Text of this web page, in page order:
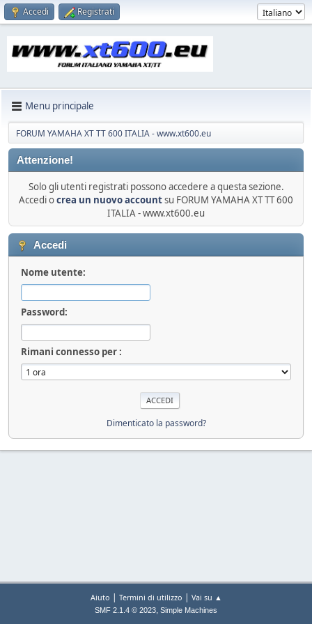
Accedi Registrati
Menu principale
FORUM YAMAHA XT TT 600 ITALIA - www.xt600.eu
Attenzione!
Solo gli utenti registrati possono accedere a questa sezione.
Accedi ocrea un nuovo accountsu FORUM YAMAHA XT TT 600
ITALIA - www.xt600.eu
Accedi
Nome utente:
Password:
Rimani connesso per :
Dimenticato la password?
Aiuto | Termini di utilizzo | Vai su ▲
SMF 2.1.4 © 2023, Simple Machines